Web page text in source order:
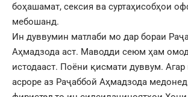
боҳашамат, сексия ва суртаҳисобҳои
мебошанд.
Ин дуввумин матлаби мо дар бораи
Аҳмадзода аст. Маводди сеюм ҳам
истодааст. Поёни қисмати дуввум.
асроре аз Раҷаббой Аҳмадзода